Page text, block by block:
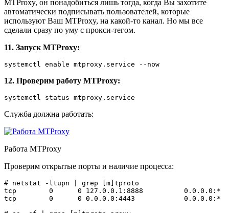
MTProxy, он понадобиться лишь тогда, когда Вы захотите
автоматически подписывать пользователей, которые
используют Ваш MTProxy, на какой-то канал. Но мы все
сделали сразу по уму с прокси-тегом.
11. Запуск MTProxy:
12. Проверим работу MTProxy:
Служба должна работать:
Работа MTProxy
Проверим открытые порты и наличие процесса:
# netstat -ltupn | grep [m]tproto
tcp        0      0 127.0.0.1:8888          0.0.0.0:*
tcp        0      0 0.0.0.0:4443            0.0.0.0:*